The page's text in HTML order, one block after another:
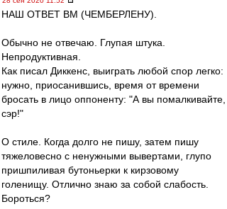
НАШ ОТВЕТ ВМ (ЧЕМБЕРЛЕНУ).
Обычно не отвечаю. Глупая штука.
Непродуктивная.
Как писал Диккенс, выиграть любой спор легко:
нужно, приосанившись, время от времени
бросать в лицо оппоненту: "А вы помалкивайте,
сэр!"
О стиле. Когда долго не пишу, затем пишу
тяжеловесно с ненужными вывертами, глупо
пришпиливая бутоньерки к кирзовому
голенищу. Отлично знаю за собой слабость.
Бороться?